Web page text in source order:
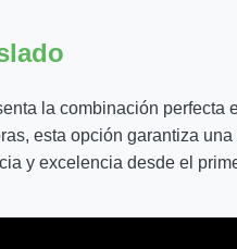
la combinación perfecta
esta opción garantiza
y excelencia desde el